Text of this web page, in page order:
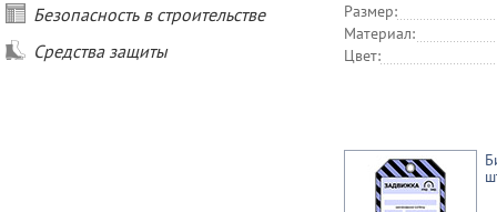
Безопасность в строительстве
Средства защиты
Размер:
Материал:
Цвет: